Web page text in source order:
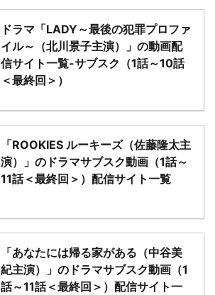
ドラマ「LADY～最後の犯罪プロファ
イル～（北川景子主演）」の動画配
信サイト一覧-サブスク（1話～10話
＜最終回＞）
「ROOKIES ルーキーズ（佐藤隆太主
演）」のドラマサブスク動画（1話～
11話＜最終回＞）配信サイト一覧
「あなたには帰る家がある（中谷美
紀主演）」のドラマサブスク動画（1
話～11話＜最終回＞）配信サイト一